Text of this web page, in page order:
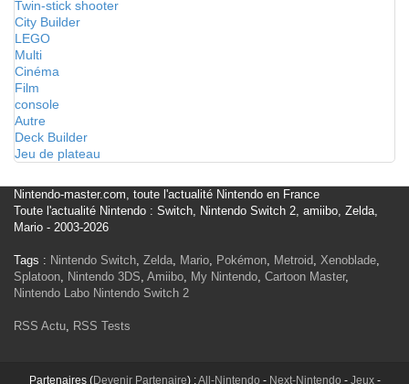
Twin-stick shooter
City Builder
LEGO
Multi
Cinéma
Film
console
Autre
Deck Builder
Jeu de plateau
Nintendo-master.com, toute l'actualité Nintendo en France
Toute l'actualité Nintendo : Switch, Nintendo Switch 2, amiibo, Zelda,
Mario - 2003-2026
Tags : Nintendo Switch, Zelda, Mario, Pokémon, Metroid, Xenoblade,
Splatoon, Nintendo 3DS, Amiibo, My Nintendo, Cartoon Master,
Nintendo Labo Nintendo Switch 2
RSS Actu, RSS Tests
Partenaires (Devenir Partenaire) :All-Nintendo - Next-Nintendo - Jeux-